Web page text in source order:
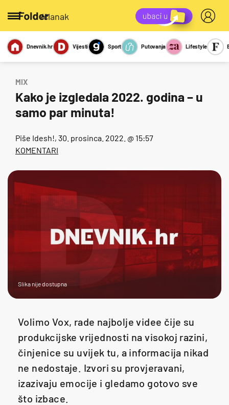
/članak
Miks Kviz
Report
Sexy
Dnevnik.hr Vijesti Sport Putovanja Lifestyle
MIX
Kako je izgledala 2022. godina – u
samo par minuta!
Piše Idesh!, 30. prosinca. 2022. @ 15:57
KOMENTARI
Slika nije dostupna
Volimo Vox, rade najbolje videe čije su
produkcijske vrijednosti na visokoj razini,
činjenice su uvijek tu, a informacija nikad
ne nedostaje. Izvori su provjeravani,
izazivaju emocije i gledamo gotovo sve
što izbace.